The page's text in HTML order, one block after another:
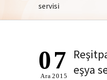
servisi
eşya
07
Ara 2015